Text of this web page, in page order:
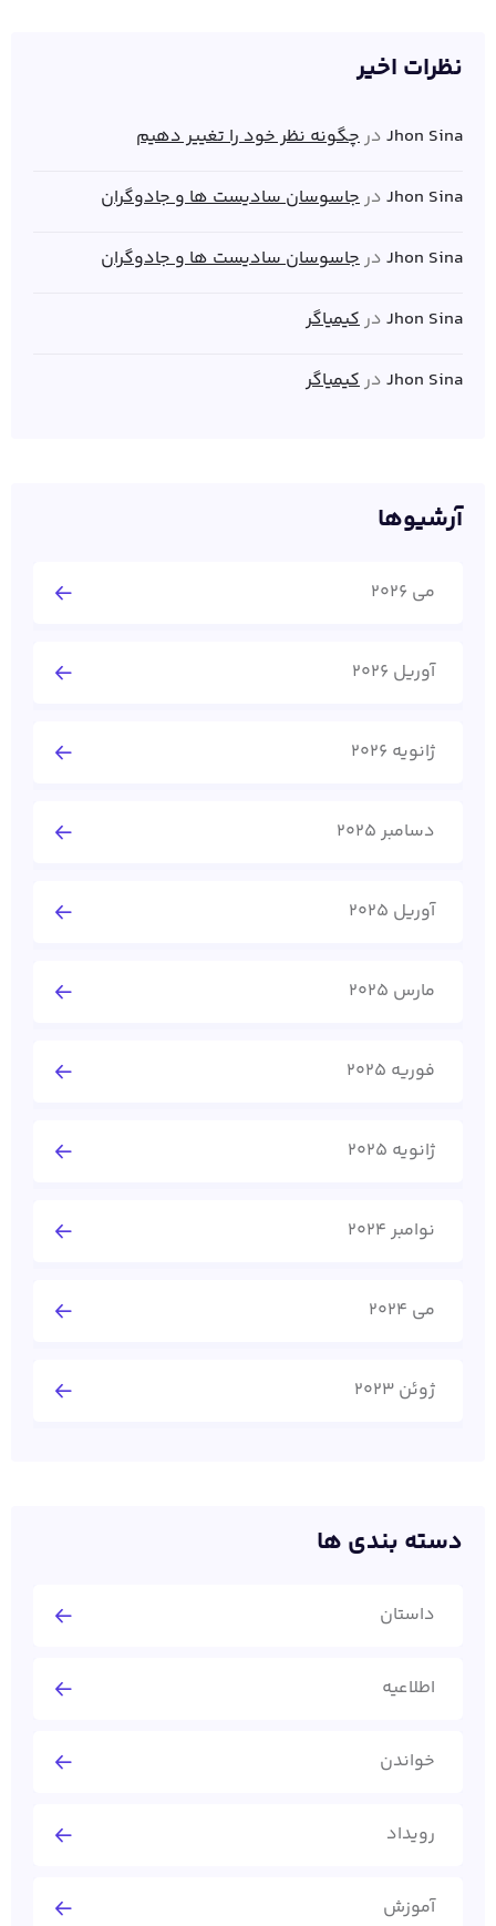
نظرات اخیر
Jhon Sina در چگونه نظر خود را تغییر دهیم
Jhon Sina در جاسوسان سادیست ها و جادوگران
Jhon Sina در جاسوسان سادیست ها و جادوگران
Jhon Sina در کیمیاگر
Jhon Sina در کیمیاگر
آرشیوها
می 2026
آوریل 2026
ژانویه 2026
دسامبر 2025
آوریل 2025
مارس 2025
فوریه 2025
ژانویه 2025
نوامبر 2024
می 2024
ژوئن 2023
دسته بندی ها
داستان
اطلاعیه
خواندن
رویداد
آموزش